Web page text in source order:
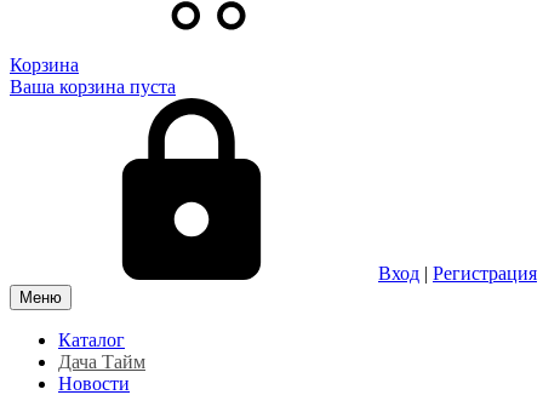
Корзина
Ваша корзина пуста
Вход | Регистрация
Меню
Каталог
Дача Тайм
Новости